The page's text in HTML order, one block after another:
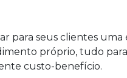
para seus clientes
próprio, tudo
custo-benefício.